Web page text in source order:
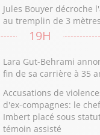
Jules Bouyer décroche
au tremplin de 3 mètres
19H
Lara Gut-Behrami
fin de sa carrière à 35
Accusations de
d'ex-compagnes: le
Imbert placé sous
témoin assisté